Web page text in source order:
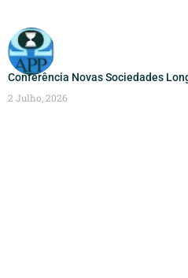
Conferência Novas Sociedades
2 Julho, 2026